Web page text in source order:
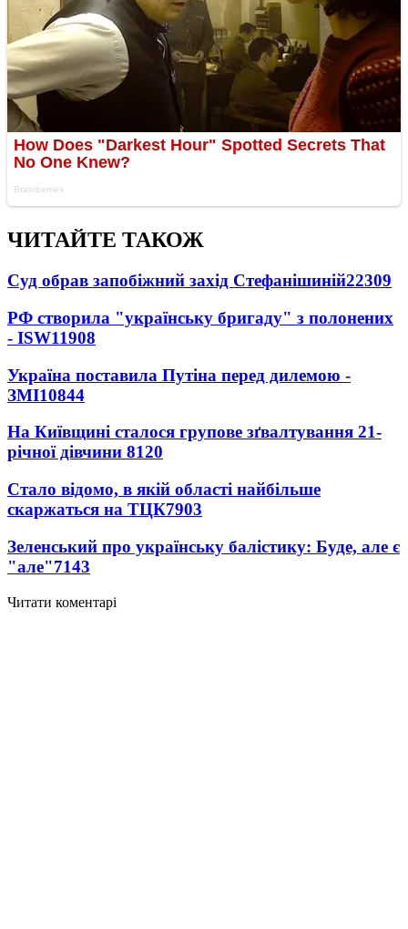
ЧИТАЙТЕ ТАКОЖ
Суд обрав запобіжний захід Стефанішиній22309
РФ створила "українську бригаду" з полонених
- ISW11908
Україна поставила Путіна перед дилемою -
ЗМІ10844
На Київщині сталося групове зґвалтування 21-
річної дівчини 8120
Стало відомо, в якій області найбільше
скаржаться на ТЦК7903
Зеленський про українську балістику: Буде, але є
"але"7143
Читати коментарі